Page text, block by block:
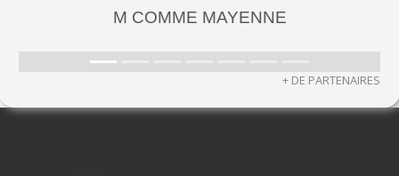
M COMME MAYENNE
+ DE PARTENAIRES